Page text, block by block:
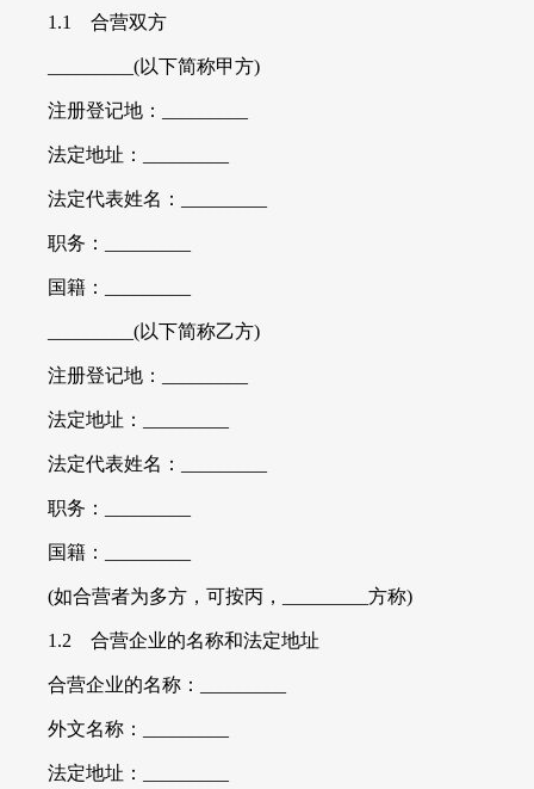
1.1 合营双方
_________(以下简称甲方)
注册登记地：_________
法定地址：_________
法定代表姓名：_________
职务：_________
国籍：_________
_________(以下简称乙方)
注册登记地：_________
法定地址：_________
法定代表姓名：_________
职务：_________
国籍：_________
(如合营者为多方，可按丙，_________方称)
1.2 合营企业的名称和法定地址
合营企业的名称：_________
外文名称：_________
法定地址：_________